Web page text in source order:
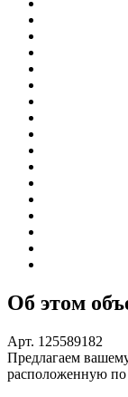
Об этом
Арт. 125589182
Предлагаем
расположенную по